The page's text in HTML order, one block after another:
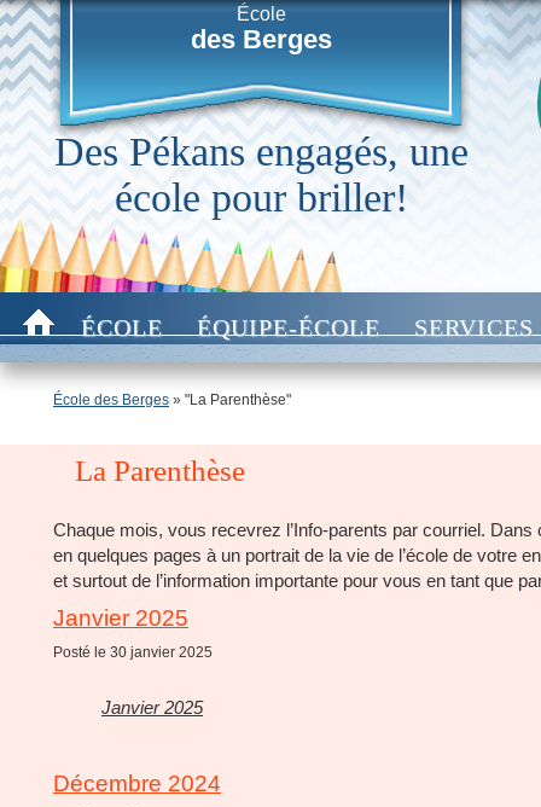
École
des Berges
Des Pékans engagés, une
école pour briller!
ÉCOLE ÉQUIPE-ÉCOLE SERVICES
École des Berges » "La Parenthèse"
La Parenthèse
Chaque mois, vous recevrez l’Info-parents par courriel.
en quelques pages à un portrait de la vie de l’école de votre
et surtout de l’information importante pour vous en tant que
Janvier 2025
Posté le 30 janvier 2025
Janvier 2025
Décembre 2024